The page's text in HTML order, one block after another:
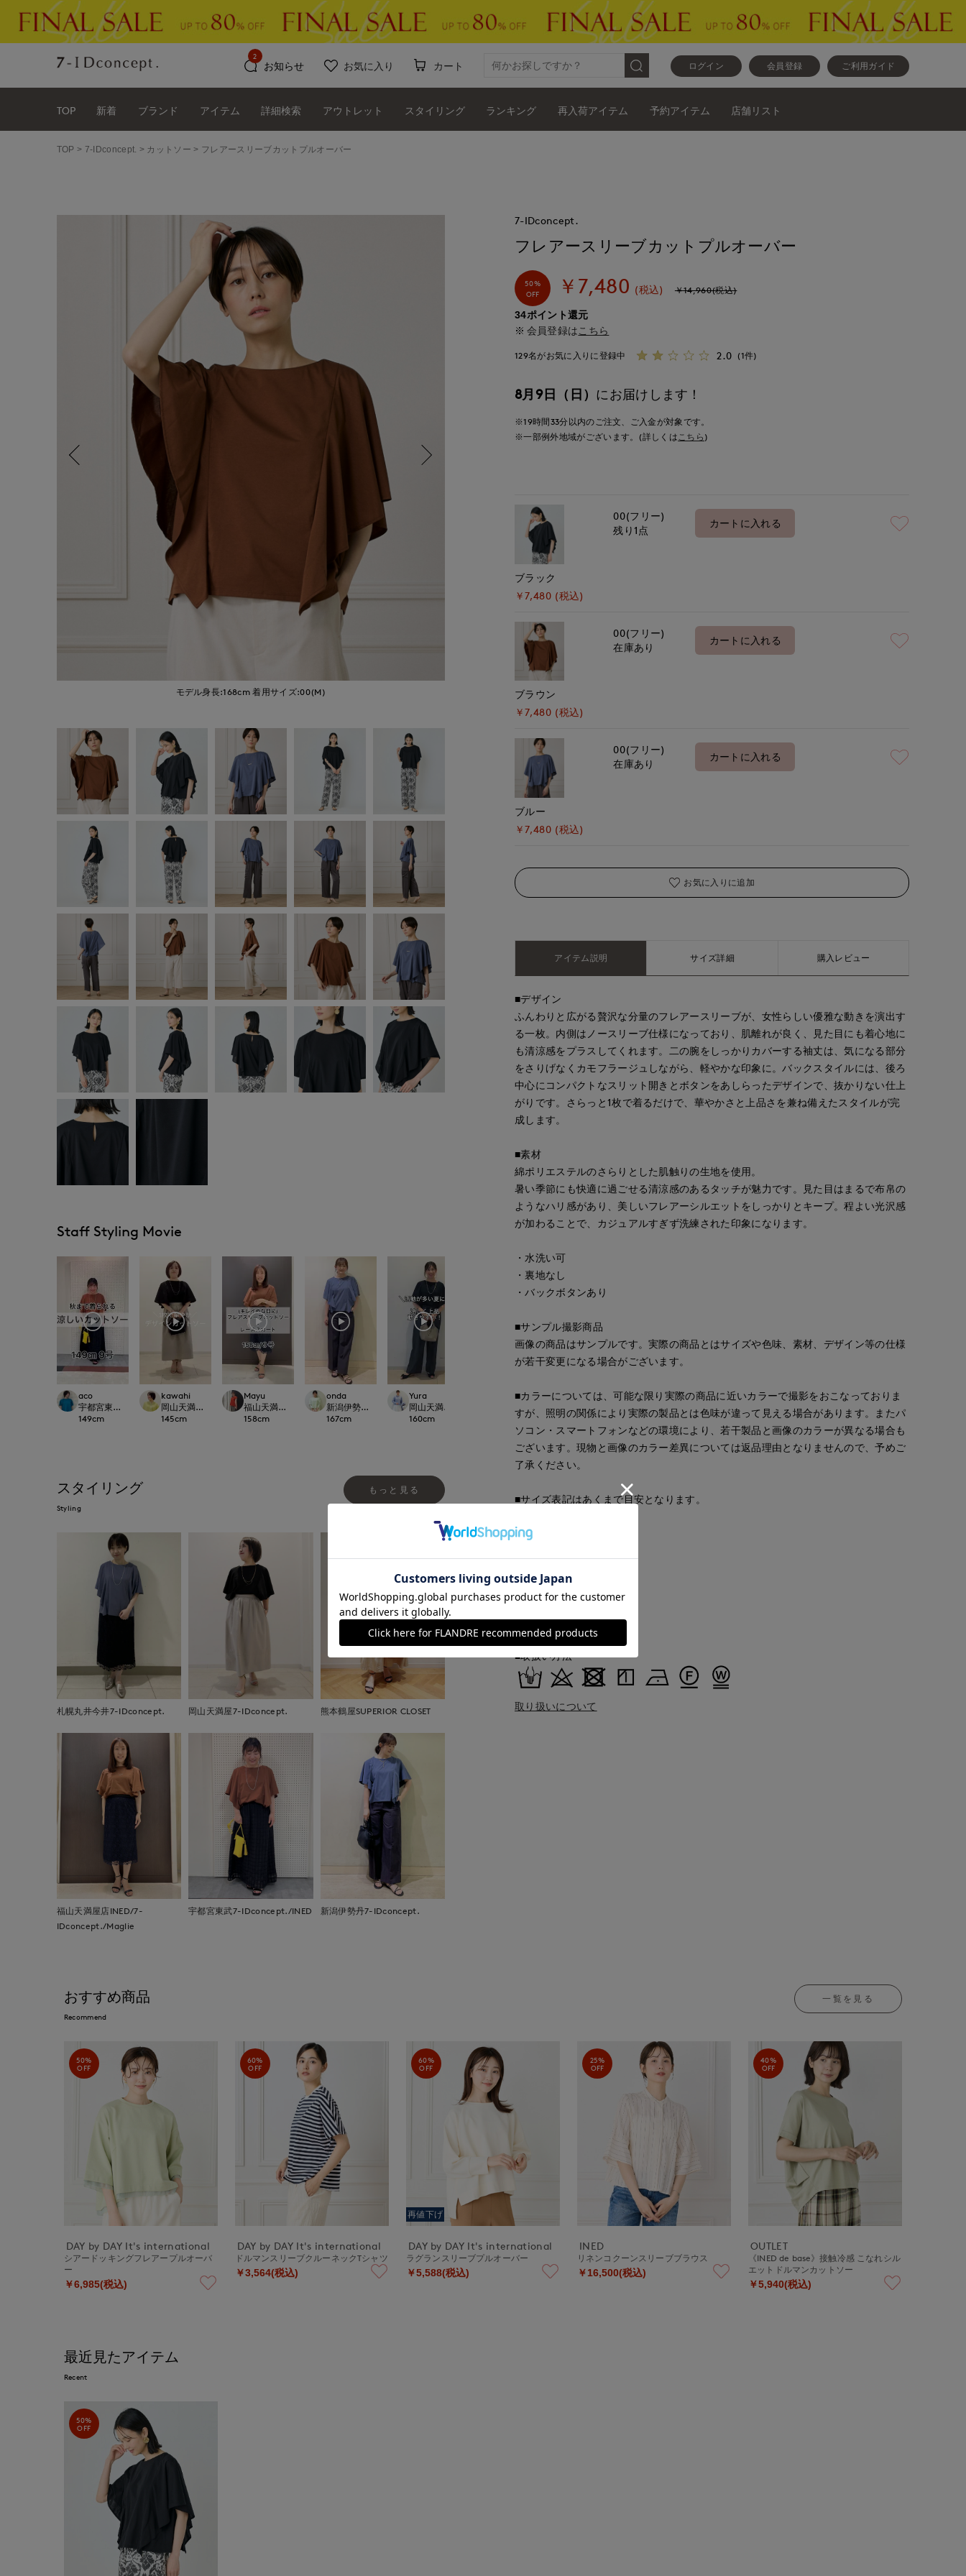
ログイン 会員登録 ご利用ガイド
お知らせ
2
お気に入り カート
TOP 新着 ブランド アイテム 詳細検索 アウトレット スタイリング ランキング 再入荷アイテム 予約アイテム 店舗リスト
TOP 7-IDconcept. カットソー フレアースリーブカットプルオーバー
モデル身長:168cm 着用サイズ:00(M)
Staff Styling Movie
aco
宇都宮東武7-IDconcept./INED
149cm
kawahi
岡山天満屋7-IDconcept.
145cm
Mayu
福山天満屋店INED/7-IDconcept./Maglie
158cm
onda
新潟伊勢丹7-IDconcept.
167cm
Yura
岡山天満屋7-IDconcept.
160cm
hamamoto
大宮そごうINED
cm
kawahi
岡山天満屋7-IDconcept.
145 cm
kawahi
岡山天満屋7-IDconcept.
145cm
kawahi
岡山天満屋7-IDconcept.
145 cm
Yura
岡山天満屋7-IDconcept.
160 cm
スタイリング
Styling
もっと見る
札幌丸井今井7-IDconcept. 岡山天満屋7-IDconcept. 熊本鶴屋SUPERIOR CLOSET
福山天満屋店INED/7-
IDconcept./Maglie
宇都宮東武7-IDconcept./INED 新潟伊勢丹7-IDconcept.
7-IDconcept.
フレアースリーブカットプルオーバー
50%
OFF
￥7,480 (税込) ￥14,960(税込)
34ポイント還元
会員登録は こちら
129名がお気に入りに登録中 2.0 (1件)
8月9日（日） にお届けします！
※19時間33分以内のご注文、ご入金が対象です。
※一部例外地域がございます。(詳しくはこちら )
ブラック
￥7,480 (税込)
00(フリー)
残り1点
カートに入れる
ブラウン
￥7,480 (税込)
00(フリー)
在庫あり
カートに入れる
ブルー
￥7,480 (税込)
00(フリー)
在庫あり
カートに入れる
お気に入りに追加
アイテム説明 サイズ詳細 購入レビュー
■デザイン
ふんわりと広がる贅沢な分量のフレアースリーブが、女性らしい優雅な動きを演出す
る一枚。内側はノースリーブ仕様になっており、肌離れが良く、見た目にも着心地に
も清涼感をプラスしてくれます。二の腕をしっかりカバーする袖丈は、気になる部分
をさりげなくカモフラージュしながら、軽やかな印象に。バックスタイルには、後ろ
中心にコンパクトなスリット開きとボタンをあしらったデザインで、抜かりない仕上
がりです。さらっと1枚で着るだけで、華やかさと上品さを兼ね備えたスタイルが完
成します。
■素材
綿ポリエステルのさらりとした肌触りの生地を使用。
暑い季節にも快適に過ごせる清涼感のあるタッチが魅力です。見た目はまるで布帛の
ようなハリ感があり、美しいフレアーシルエットをしっかりとキープ。程よい光沢感
が加わることで、カジュアルすぎず洗練された印象になります。
・水洗い可
・裏地なし
・バックボタンあり
■サンプル撮影商品
画像の商品はサンプルです。実際の商品とはサイズや色味、素材、デザイン等の仕様
が若干変更になる場合がございます。
■カラーについては、可能な限り実際の商品に近いカラーで撮影をおこなっておりま
すが、照明の関係により実際の製品とは色味が違って見える場合があります。またパ
ソコン・スマートフォンなどの環境により、若干製品と画像のカラーが異なる場合も
ございます。現物と画像のカラー差異については返品理由となりませんので、予めご
了承ください。
■サイズ表記はあくまで目安となります。
■品番
■原産国
ベトナム製
綿70% ポリエステル30%
■取扱い方法
取り扱いについて
おすすめ商品
Recommend
一覧を見る
50%
OFF
DAY by DAY It's international
シアードッキングフレアープルオーバ
ー
￥6,985(税込)
60%
OFF
DAY by DAY It's international
ドルマンスリーブクルーネックTシャツ
￥3,564(税込)
60%
OFF
再値下げ
DAY by DAY It's international
ラグランスリーブプルオーバー
￥5,588(税込)
25%
OFF
INED
リネンコクーンスリーブブラウス
￥16,500(税込)
40%
OFF
OUTLET
《INED de base》接触冷感 こなれシル
エットドルマンカットソー
￥5,940(税込)
最近見たアイテム
Recent
50%
OFF